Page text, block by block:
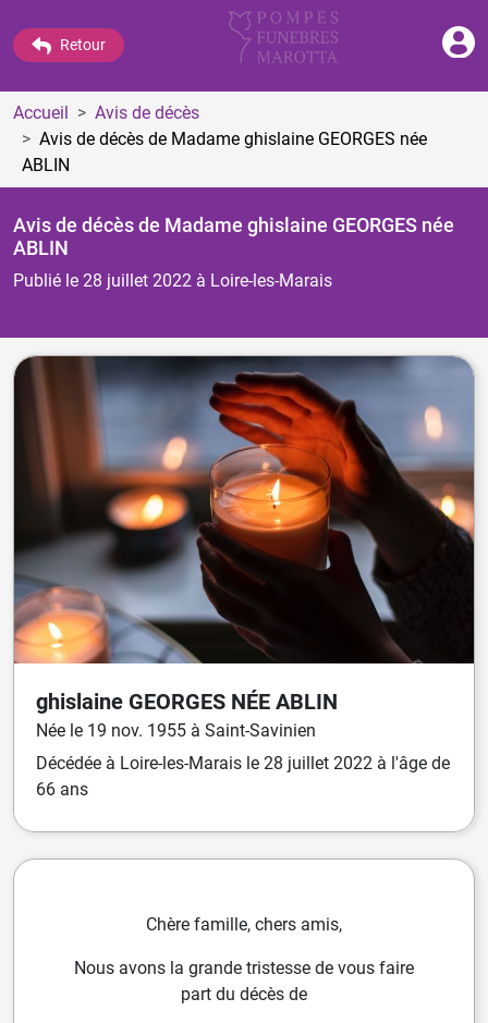
Retour
Accueil
Avis de décès
Avis de décès de Madame ghislaine GEORGES née
ABLIN
Avis de décès de Madame ghislaine GEORGES née
ABLIN
Publié le 28 juillet 2022 à Loire-les-Marais
ghislaine GEORGES NÉE ABLIN
Née le 19 nov. 1955 à Saint-Savinien
Décédée à Loire-les-Marais le 28 juillet 2022 à l'âge de
66 ans
Chère famille, chers amis,
Nous avons la grande tristesse de vous faire
part du décès de